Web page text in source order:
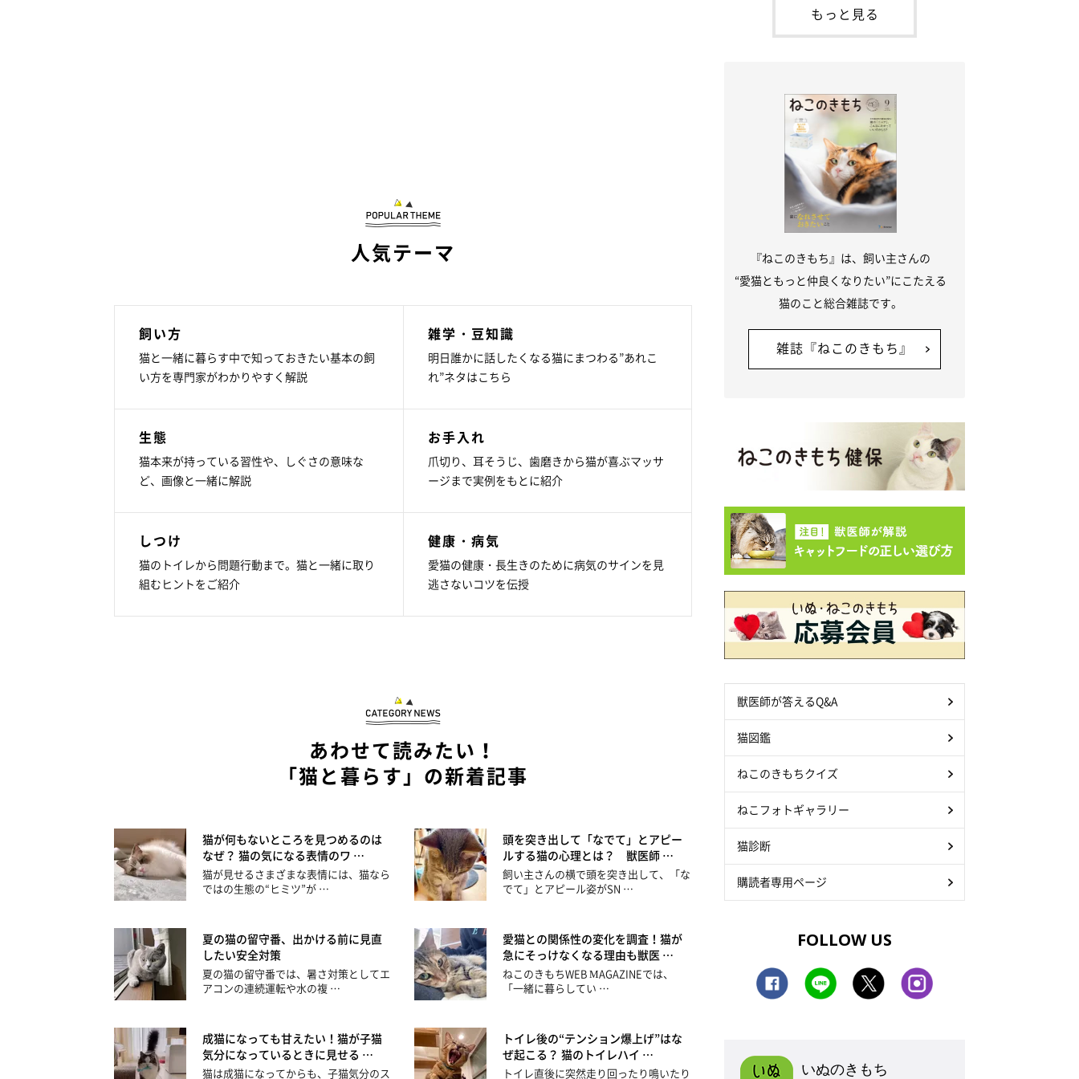
人気テーマ
飼い方
猫と一緒に暮らす中で知っておきたい基本の飼
い方を専門家がわかりやすく解説
雑学・豆知識
明日誰かに話したくなる猫にまつわる”あれこ
れ”ネタはこちら
生態
猫本来が持っている習性や、しぐさの意味な
ど、画像と一緒に解説
お手入れ
爪切り、耳そうじ、歯磨きから猫が喜ぶマッサ
ージまで実例をもとに紹介
しつけ
猫のトイレから問題行動まで。猫と一緒に取り
組むヒントをご紹介
健康・病気
愛猫の健康・長生きのために病気のサインを見
逃さないコツを伝授
あわせて読みたい！
「猫と暮らす」の新着記事
猫が何もないところを見つめるのは
なぜ？ 猫の気になる表情のワ …
猫が見せるさまざまな表情には、猫なら
ではの生態の“ヒミツ”が …
頭を突き出して「なでて」とアピー
ルする猫の心理とは？ 獣医師 …
飼い主さんの横で頭を突き出して、「な
でて」とアピール姿がSN …
夏の猫の留守番、出かける前に見直
したい安全対策
夏の猫の留守番では、暑さ対策としてエ
アコンの連続運転や水の複 …
愛猫との関係性の変化を調査！猫が
急にそっけなくなる理由も獣医 …
ねこのきもちWEB MAGAZINEでは、
「一緒に暮らしてい …
成猫になっても甘えたい！猫が子猫
気分になっているときに見せる …
猫は成猫になってからも、子猫気分のス
トイレ後の“テンション爆上げ”はな
ぜ起こる？ 猫のトイレハイ …
トイレ直後に突然走り回ったり鳴いたり
てお世話を求めるときに鳴き声を使いま
す。子猫なので「ニャー」よりもややか細
い「ミャア」といった鳴き声になります
もっと見る
『ねこのきもち』は、飼い主さんの
“愛猫ともっと仲良くなりたい”にこたえる
猫のこと総合雑誌です。
雑誌『ねこのきもち』
獣医師が答えるQ&A
猫図鑑
ねこのきもちクイズ
ねこフォトギャラリー
猫診断
購読者専用ページ
FOLLOW US
いぬのきもち